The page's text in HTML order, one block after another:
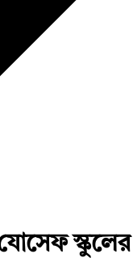
স্কুলের